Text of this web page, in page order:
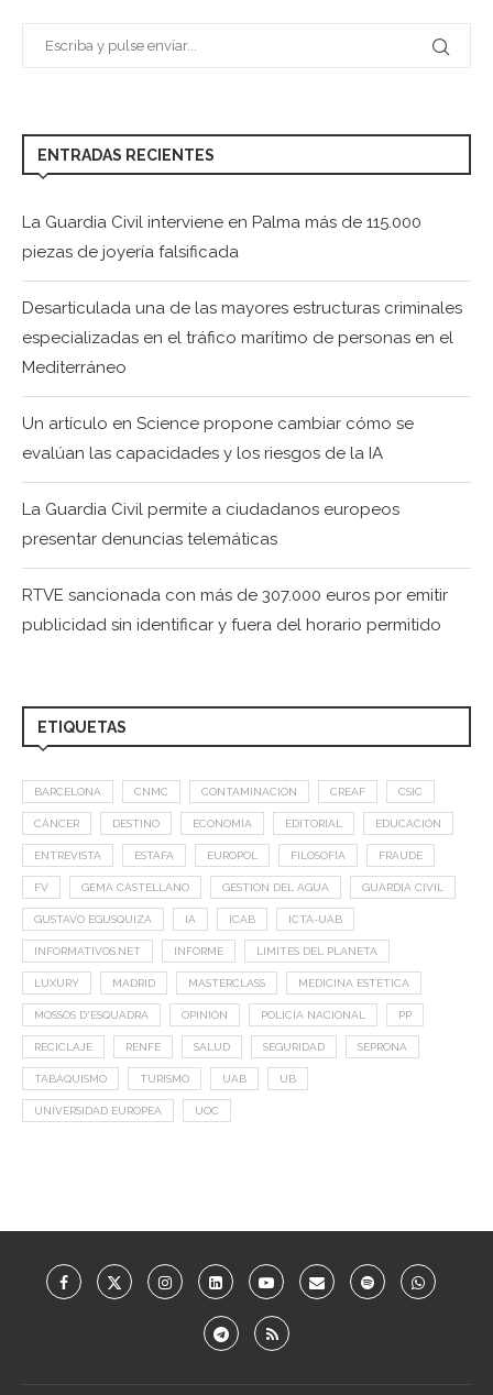
ENTRADAS RECIENTES
La Guardia Civil interviene en Palma más de 115.000
piezas de joyería falsificada
Desarticulada una de las mayores estructuras criminales
especializadas en el tráfico marítimo de personas en el
Mediterráneo
Un artículo en Science propone cambiar cómo se
evalúan las capacidades y los riesgos de la IA
La Guardia Civil permite a ciudadanos europeos
presentar denuncias telemáticas
RTVE sancionada con más de 307.000 euros por emitir
publicidad sin identificar y fuera del horario permitido
ETIQUETAS
BARCELONA CNMC CONTAMINACIÓN CREAF CSIC
CÁNCER DESTINO ECONOMÍA EDITORIAL EDUCACIÓN
ENTREVISTA ESTAFA EUROPOL FILOSOFÍA FRAUDE
FV GEMA CASTELLANO GESTION DEL AGUA GUARDIA CIVIL
GUSTAVO EGUSQUIZA IA ICAB ICTA-UAB
INFORMATIVOS.NET INFORME LIMITES DEL PLANETA
LUXURY MADRID MASTERCLASS MEDICINA ESTÉTICA
MOSSOS D'ESQUADRA OPINIÓN POLICÍA NACIONAL PP
RECICLAJE RENFE SALUD SEGURIDAD SEPRONA
TABAQUISMO TURISMO UAB UB
UNIVERSIDAD EUROPEA UOC